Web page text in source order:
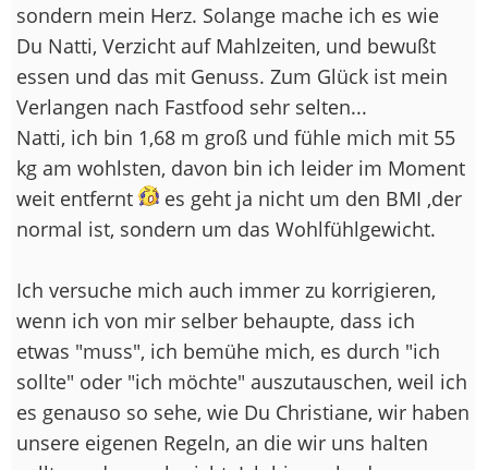
sondern mein Herz. Solange mache ich es wie
Du Natti, Verzicht auf Mahlzeiten, und bewußt
essen und das mit Genuss. Zum Glück ist mein
Verlangen nach Fastfood sehr selten...
Natti, ich bin 1,68 m groß und fühle mich mit 55
kg am wohlsten, davon bin ich leider im Moment
weit entfernt
es geht ja nicht um den BMI ,der
normal ist, sondern um das Wohlfühlgewicht.
Ich versuche mich auch immer zu korrigieren,
wenn ich von mir selber behaupte, dass ich
etwas "muss", ich bemühe mich, es durch "ich
sollte" oder "ich möchte" auszutauschen, weil ich
es genauso so sehe, wie Du Christiane, wir haben
unsere eigenen Regeln, an die wir uns halten